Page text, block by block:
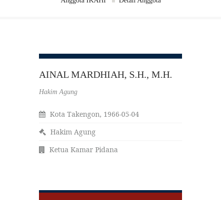
AINAL MARDHIAH, S.H., M.H.
Hakim Agung
Kota Takengon, 1966-05-04
Hakim Agung
Ketua Kamar Pidana